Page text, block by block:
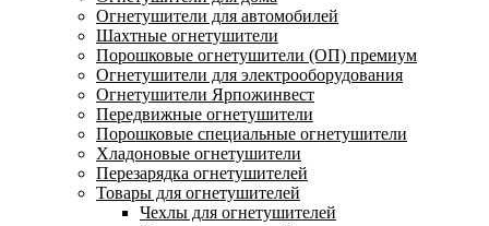
Огнетушители для автомобилей
Шахтные огнетушители
Порошковые огнетушители (ОП) премиум
Огнетушители для электрооборудования
Огнетушители Ярпожинвест
Передвижные огнетушители
Порошковые специальные огнетушители
Хладоновые огнетушители
Перезарядка огнетушителей
Товары для огнетушителей
Чехлы для огнетушителей